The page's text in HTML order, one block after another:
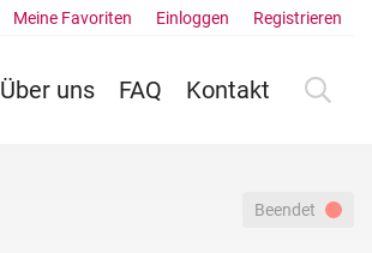
Über uns FAQ Kontakt
Meine Favoriten Einloggen Registrieren
Beendet